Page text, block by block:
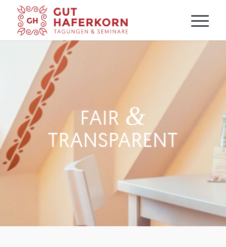
FAIR &
TRANSPARENT